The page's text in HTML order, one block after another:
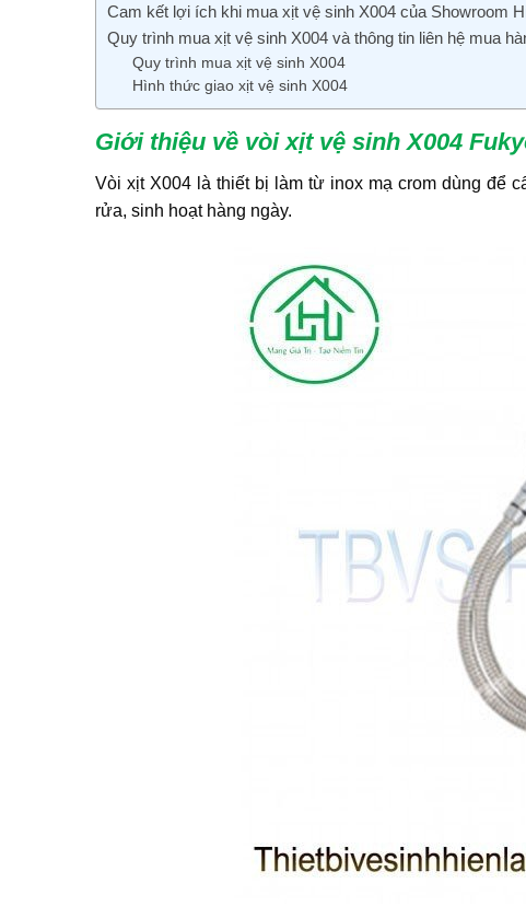
Cam kết lợi ích khi mua xịt vệ sinh X004 của Showroom
Quy trình mua xịt vệ sinh X004 và thông tin liên hệ mua
Quy trình mua xịt vệ sinh X004
Hình thức giao xịt vệ sinh X004
Giới thiệu về vòi xịt vệ sinh X004
Vòi xịt X004 là thiết bị làm từ inox mạ crom dùng để
rửa, sinh hoạt hàng ngày.